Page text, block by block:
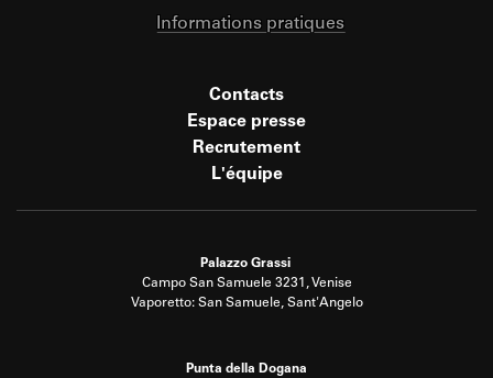
Informations pratiques
Contacts
Espace presse
Recrutement
L'équipe
Palazzo Grassi
Campo San Samuele 3231, Venise
Vaporetto: San Samuele, Sant'Angelo
Punta della Dogana